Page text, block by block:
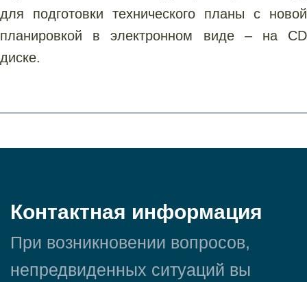
для подготовки технического планы с новой
планировкой в электронном виде – на СD
диске.
Контактная информация
При возникновении вопросов,
непредвиденных ситуаций вы